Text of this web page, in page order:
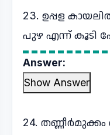
23. ഉപ്പള
പുഴ എന്ന് കൂടി
Answer:
Show Answer
24.